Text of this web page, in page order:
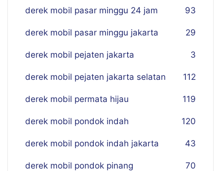
derek mobil pasar minggu 24 jam 93
derek mobil pasar minggu jakarta 29
derek mobil pejaten jakarta 3
derek mobil pejaten jakarta selatan 112
derek mobil permata hijau 119
derek mobil pondok indah 120
derek mobil pondok indah jakarta 43
derek mobil pondok pinang 70